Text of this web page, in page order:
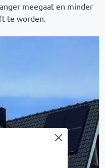
meegaat en minder
te worden.